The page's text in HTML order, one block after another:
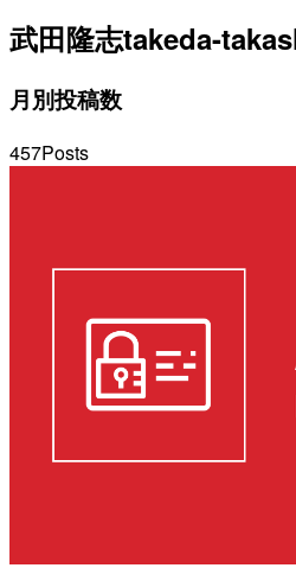
武田隆志takeda-
月別投稿数
457Posts